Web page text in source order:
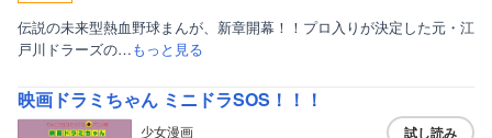
伝説の未来型熱血野球まんが、新章開幕！！プロ入りが決定した元・江
戸川ドラーズの…もっと見る
映画ドラミちゃん ミニドラSOS！！！
少女漫画
試し読み